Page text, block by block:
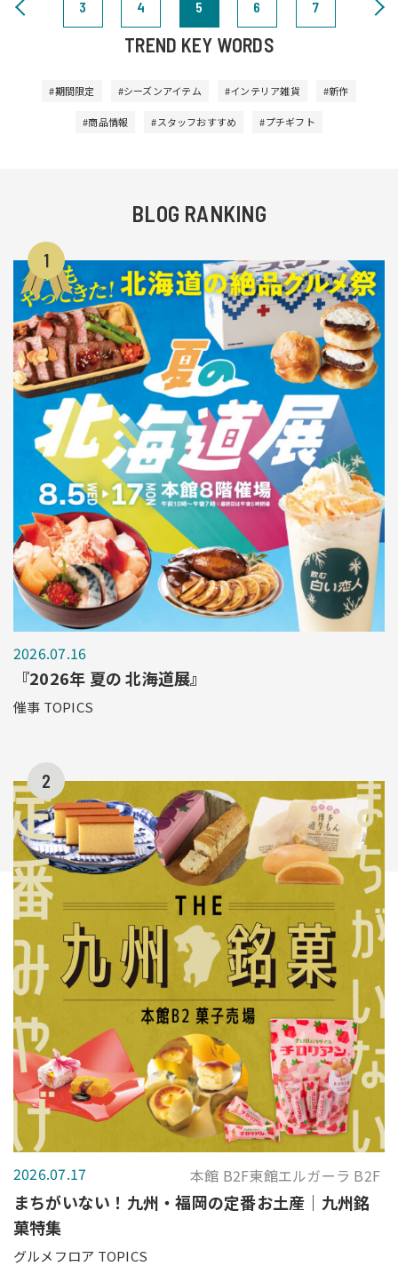
3 4 5 6 7
TREND KEY WORDS
#期間限定 #シーズンアイテム #インテリア雑貨 #新作
#商品情報 #スタッフおすすめ #プチギフト
BLOG RANKING
1
2026.07.16
『2026年 夏の 北海道展』
催事 TOPICS
2
2026.07.17 本館 B2F東館エルガーラ B2F
まちがいない！九州・福岡の定番お土産｜九州銘
菓特集
グルメフロア TOPICS